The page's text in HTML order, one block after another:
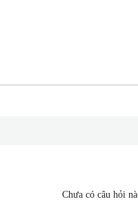
Chưa có câu hỏi